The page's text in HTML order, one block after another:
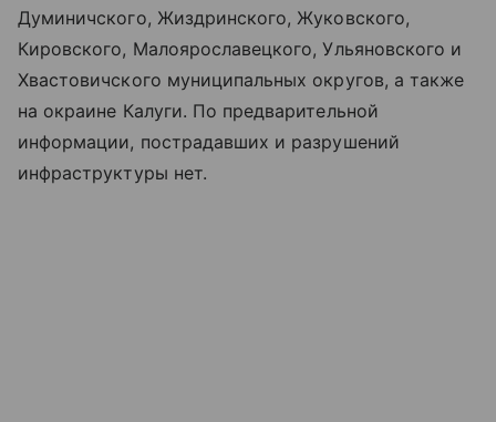
Думиничского, Жиздринского, Жуковского,
Кировского, Малоярославецкого, Ульяновского и
Хвастовичского муниципальных округов, а также
на окраине Калуги. По предварительной
информации, пострадавших и разрушений
инфраструктуры нет.